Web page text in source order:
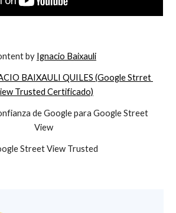
by Ignacio Baixauli
BAIXAULI QUILES (Google Strret
Trusted Certificado)
de Google para Google Street
View
Street View Trusted